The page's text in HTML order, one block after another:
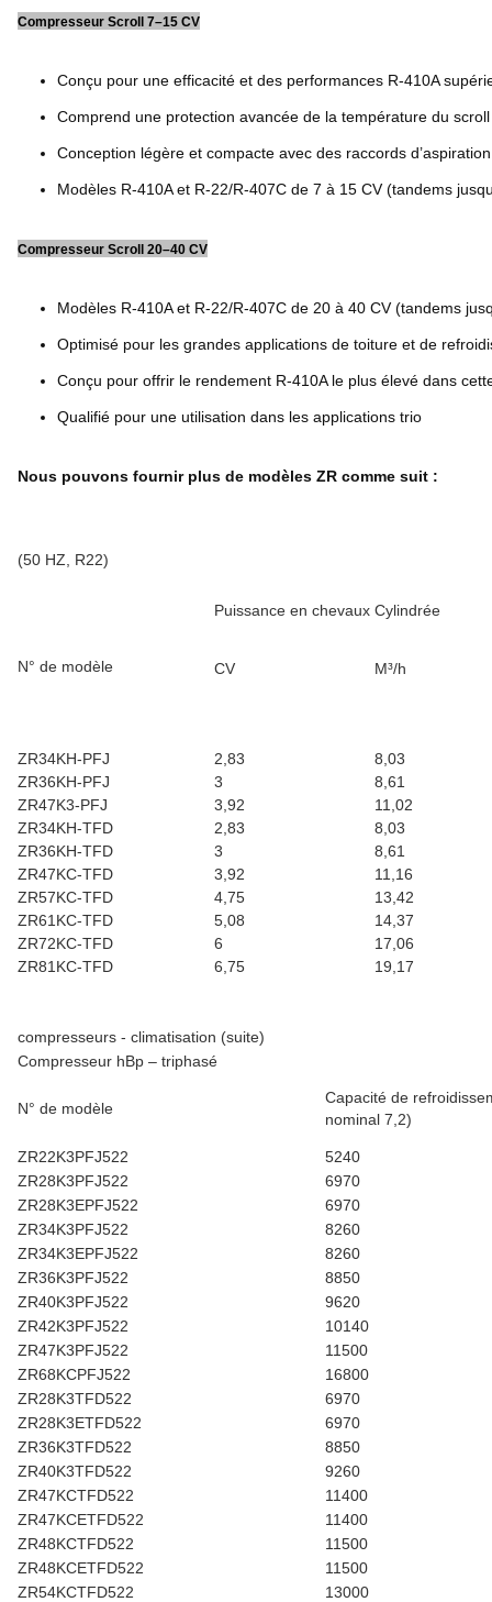
Compresseur Scroll 7–15 CV
Conçu pour une efficacité et des performances R-410A
Comprend une protection avancée de la température du
Conception légère et compacte avec des raccords
Modèles R-410A et R-22/R-407C de 7 à 15 CV (tandems
Compresseur Scroll 20–40 CV
Modèles R-410A et R-22/R-407C de 20 à 40 CV (tandems
Optimisé pour les grandes applications de toiture et de
Conçu pour offrir le rendement R-410A le plus élevé dans
Qualifié pour une utilisation dans les applications trio
Nous pouvons fournir plus de modèles ZR comme suit :
(50 HZ, R22)
N° de modèle
Puissance en chevaux Cylindrée
CV M³/h
ZR34KH-PFJ 2,83
8,03
ZR36KH-PFJ
3
8,61
ZR47K3-PFJ
3,92
11,02
ZR34KH-TFD
2,83
8,03
ZR36KH-TFD
3
8,61
ZR47KC-TFD
3,92
11,16
ZR57KC-TFD
4,75
13,42
ZR61KC-TFD
5,08
14,37
ZR72KC-TFD
6
17,06
ZR81KC-TFD
6,75 19,17
compresseurs - climatisation (suite)
Compresseur hBp – triphasé
N° de modèle
Capacité de
nominal 7,2)
ZR22K3PFJ522
5240
ZR28K3PFJ522
6970
ZR28K3EPFJ522
6970
ZR34K3PFJ522
8260
ZR34K3EPFJ522
8260
ZR36K3PFJ522
8850
ZR40K3PFJ522
9620
ZR42K3PFJ522
10140
ZR47K3PFJ522
11500
ZR68KCPFJ522
16800
ZR28K3TFD522
6970
ZR28K3ETFD522
6970
ZR36K3TFD522
8850
ZR40K3TFD522
9260
ZR47KCTFD522
11400
ZR47KCETFD522
11400
ZR48KCTFD522
11500
ZR48KCETFD522
11500
ZR54KCTFD522
13000